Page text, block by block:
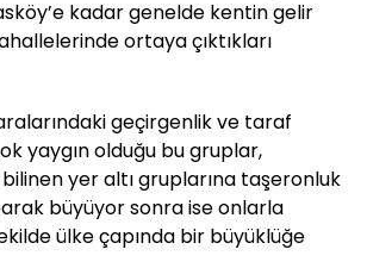
kadar genelde kentin gelir
ortaya çıktıkları
geçirgenlik ve taraf
yaygın olduğu bu gruplar,
yer altı gruplarına taşeronluk
büyüyor sonra ise onlarla
ülke çapında bir büyüklüğe